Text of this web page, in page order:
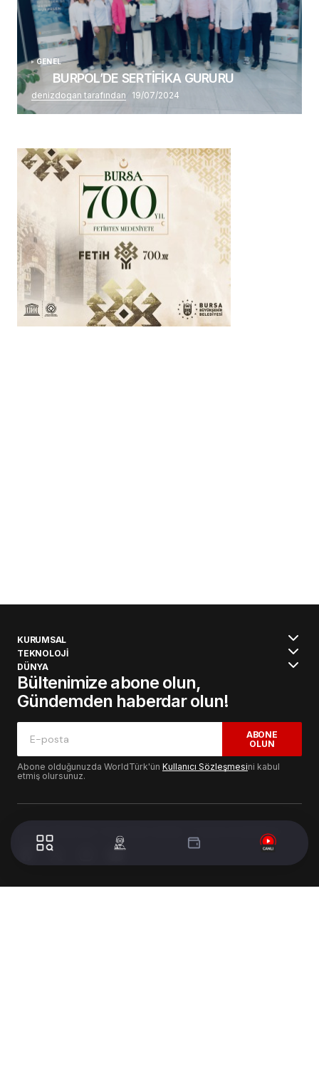
GENEL
BURPOL’DE SERTİFİKA GURURU
denizdogan tarafından 19/07/2024
KURUMSAL
TEKNOLOJİ
DÜNYA
Bültenimize abone olun,
Gündemden haberdar olun!
ABONE
OLUN
Abone olduğunuzda WorldTürk'ün Kullanıcı Sözleşmesini kabul
etmiş olursunuz.
© 2024 WorldTurk. Tüm Hakları Saklıdır. - Tasarım & Geliştirme :
Volion's